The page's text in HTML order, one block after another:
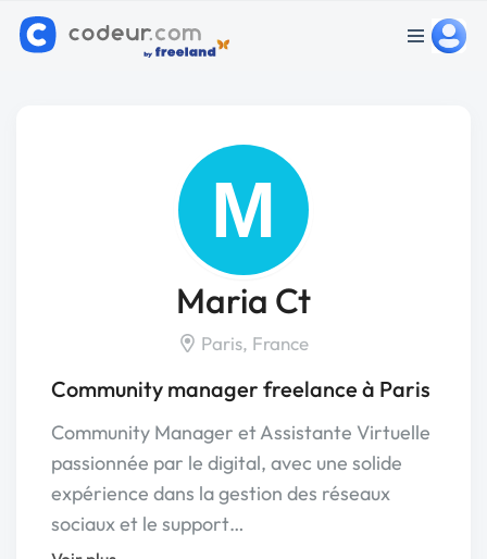
M
Maria Ct
Paris, France
Community manager freelance à Paris
Community Manager et Assistante Virtuelle
passionnée par le digital, avec une solide
expérience dans la gestion des réseaux
sociaux et le support…